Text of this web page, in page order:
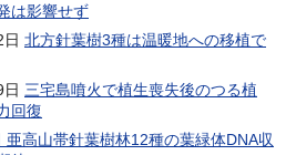
は影響せず
北方針葉樹3種は温暖地への移植で
三宅島噴火で植生喪失後のつる植
回復
亜高山帯針葉樹林12種の葉緑体DNA収